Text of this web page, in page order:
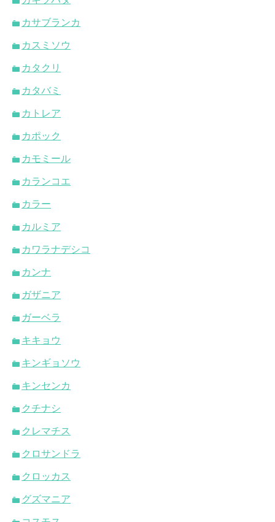
カサブランカ
カスミソウ
カタクリ
カタバミ
カトレア
カポック
カモミール
カランコエ
カラー
カルミア
カワラナデシコ
カンナ
ガザニア
ガーベラ
キキョウ
キンギョソウ
キンセンカ
クチナシ
クレマチス
クロサンドラ
クロッカス
グズマニア